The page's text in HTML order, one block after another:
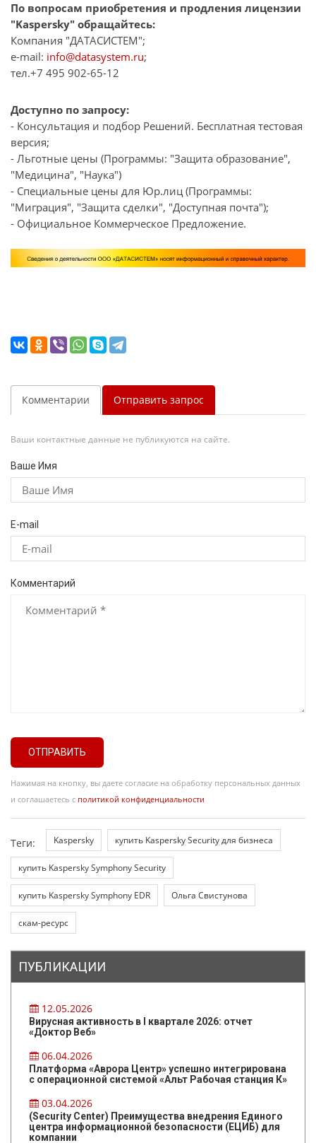
По вопросам приобретения и продления лицензии
"Kaspersky" обращайтесь:
Компания "ДАТАСИСТЕМ";
e-mail: info@datasystem.ru;
тел.+7 495 902-65-12
Доступно по запросу:
- Консультация и подбор Решений. Бесплатная тестовая
версия;
- Льготные цены (Программы: "Защита образование",
"Медицина", "Наука")
- Специальные цены для Юр.лиц (Программы:
"Миграция", "Защита сделки", "Доступная почта");
- Официальное Коммерческое Предложение.
Комментарии Отправить запрос
Ваши контактные данные не публикуются на сайте.
Ваше Имя
E-mail
Комментарий
ОТПРАВИТЬ
Нажимая на кнопку, вы даете согласие на обработку персональных данных
и соглашаетесь с политикой конфиденциальности
Теги: Kaspersky купить Kaspersky Security для бизнеса
купить Kaspersky Symphony Security
купить Kaspersky Symphony EDR Ольга Свистунова
скам-ресурс
ПУБЛИКАЦИИ
12.05.2026
Вирусная активность в I квартале 2026: отчет
«Доктор Веб»
06.04.2026
Платформа «Аврора Центр» успешно интегрирована
с операционной системой «Альт Рабочая станция К»
03.04.2026
(Security Center) Преимущества внедрения Единого
центра информационной безопасности (ЕЦИБ) для
компании